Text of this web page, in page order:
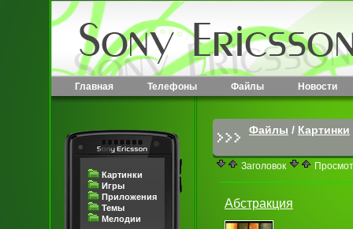
Главная Телефоны Файлы Новости
Картинки
Игры
Приложения
Темы
Мелодии
Файлы / Картинки
Заголовок
Абстракция